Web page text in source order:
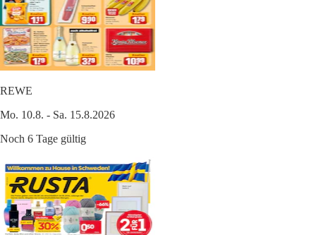
REWE
Mo. 10.8. - Sa. 15.8.2026
Noch 6 Tage gültig